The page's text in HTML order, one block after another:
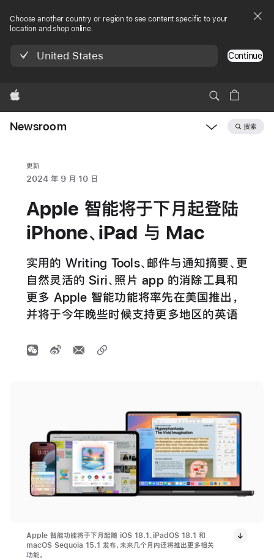
Choose another country or region to see content specific to your
location and shop online.
United States Continue
Apple
Newsroom 搜索
更新
2024 年 9 月 10 日
Apple 智能将于下月起登陆
iPhone、iPad 与 Mac
实用的 Writing Tools、邮件与通知摘要、更
自然灵活的 Siri、照片 app 的消除工具和
更多 Apple 智能功能将率先在美国推出，
并将于今年晚些时候支持更多地区的英语
Apple 智能功能将于下月起随 iOS 18.1、iPadOS 18.1 和
macOS Sequoia 15.1 发布，未来几个月内还将推出更多相关
功能。